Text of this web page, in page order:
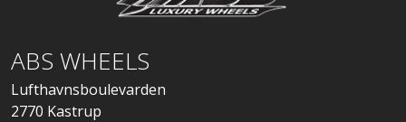
ABS WHEELS
Lufthavnsboulevarden
2770 Kastrup